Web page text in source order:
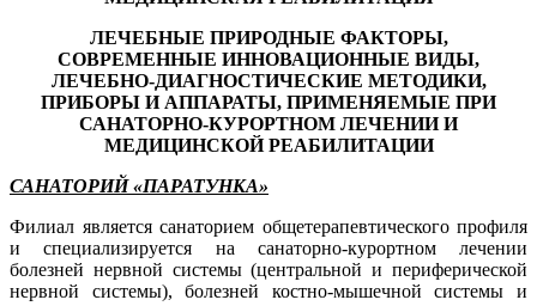
ЛЕЧЕБНЫЕ ПРИРОДНЫЕ ФАКТОРЫ,
СОВРЕМЕННЫЕ ИННОВАЦИОННЫЕ ВИДЫ,
ЛЕЧЕБНО-ДИАГНОСТИЧЕСКИЕ МЕТОДИКИ,
ПРИБОРЫ И АППАРАТЫ, ПРИМЕНЯЕМЫЕ ПРИ
САНАТОРНО-КУРОРТНОМ ЛЕЧЕНИИ И
МЕДИЦИНСКОЙ РЕАБИЛИТАЦИИ
САНАТОРИЙ «ПАРАТУНКА»
Филиал является санаторием общетерапевтического профиля
и специализируется на санаторно-курортном лечении
болезней нервной системы (центральной и периферической
нервной системы), болезней костно-мышечной системы и